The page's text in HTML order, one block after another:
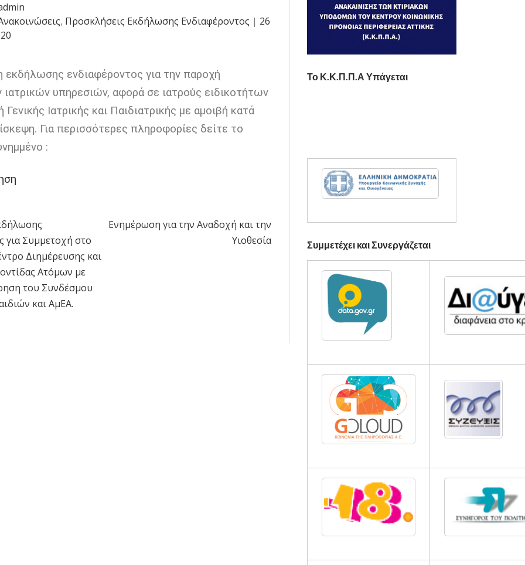
, Προσκλήσεις Εκδήλωσης Ενδιαφέροντος | 26
ενδιαφέροντος για την παροχή
ιατρικών υπηρεσιών, αφορά σε ιατρούς ειδικοτήτων
Ιατρικής και Παιδιατρικής με αμοιβή κατά
Για περισσότερες πληροφορίες δείτε το
:
για Συμμετοχή στο
Διημέρευσης και
Ατόμων με
του Συνδέσμου
και ΑμΕΑ.
Ενημέρωση για την Αναδοχή και την
Υιοθεσία
Το Κ.Κ.Π.Π.Α Υπάγεται
Συμμετέχει και Συνεργάζεται